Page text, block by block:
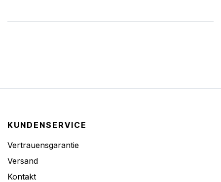
KUNDENSERVICE
Vertrauensgarantie
Versand
Kontakt